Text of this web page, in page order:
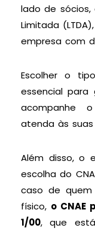
lado de
Limitada
empresa com
Escolher o
essencial para
acompanhe
atenda às
Além disso, o
escolha do
caso de quem
físico, o CNAE
1/00, que está